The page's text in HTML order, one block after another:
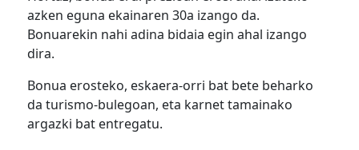
azken eguna ekainaren 30a izango da.
Bonuarekin nahi adina bidaia egin ahal izango
dira.
Bonua erosteko, eskaera-orri bat bete beharko
da turismo-bulegoan, eta karnet tamainako
argazki bat entregatu.